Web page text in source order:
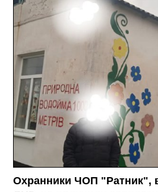
Охранники ЧОП "Ратник",